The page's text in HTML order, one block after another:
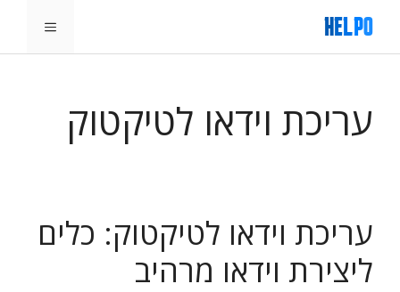
לתוכן
תפריט
עריכת וידאו לטיקטוק
עריכת וידאו לטיקטוק: כלים
ליצירת וידאו מרהיב